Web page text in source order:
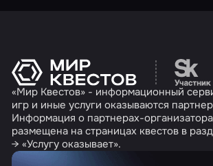
«Мир Квестов» - информационный
игр и иные услуги оказываются
Информация о партнерах-
размещена на страницах квестов в
→ «Услугу оказывает».